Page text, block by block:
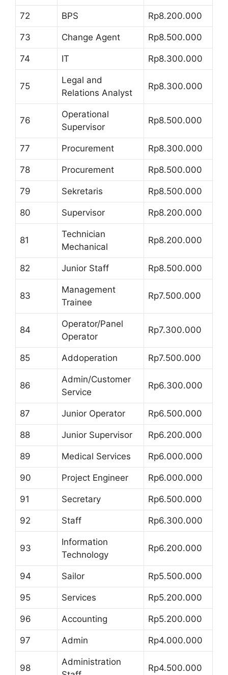
72 BPS Rp8.200.000
73 Change Agent Rp8.500.000
74 IT Rp8.300.000
75
Legal and
Relations Analyst
Rp8.300.000
76
Operational
Supervisor
Rp8.500.000
77 Procurement Rp8.300.000
78 Procurement Rp8.500.000
79 Sekretaris Rp8.500.000
80 Supervisor Rp8.200.000
81
Technician
Mechanical
Rp8.200.000
82 Junior Staff Rp8.500.000
83
Management
Trainee
Rp7.500.000
84
Operator/Panel
Operator
Rp7.300.000
85 Addoperation Rp7.500.000
86
Admin/Customer
Service
Rp6.300.000
87 Junior Operator Rp6.500.000
88 Junior Supervisor Rp6.200.000
89 Medical Services Rp6.000.000
90 Project Engineer Rp6.000.000
91 Secretary Rp6.500.000
92 Staff Rp6.300.000
93
Information
Technology
Rp6.200.000
94 Sailor Rp5.500.000
95 Services Rp5.200.000
96 Accounting Rp5.200.000
97 Admin Rp4.000.000
98
Administration
Rp4.500.000